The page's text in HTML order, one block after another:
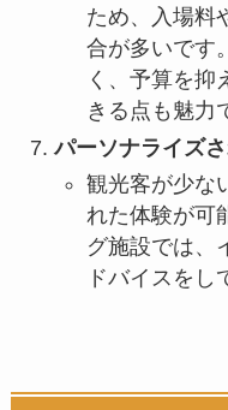
ため、入場料
合が多いです
く、予算を抑
きる点も魅力
パーソナライズ
観光客が少な
れた体験が可
グ施設では、
ドバイスをし